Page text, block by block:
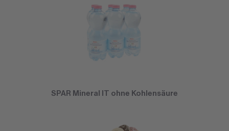
SPAR Mineral IT ohne Kohlensäure